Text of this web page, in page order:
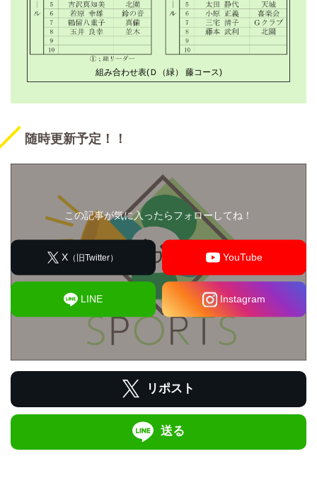
組み合わせ表(Ｄ（緑） 藤コース)
随時更新予定！！
この記事が気に入ったらフォローしてね！
X （旧Twitter） YouTube
LINE Instagram
リポスト
送る